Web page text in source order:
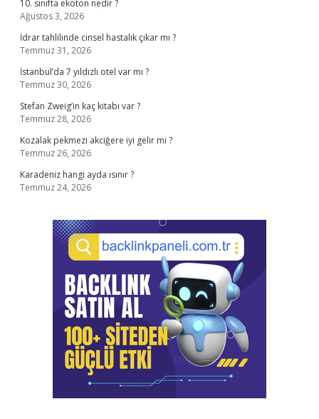
10. sınıfta ekoton nedir ?
Ağustos 3, 2026
İdrar tahlilinde cinsel hastalık çıkar mı ?
Temmuz 31, 2026
İstanbul’da 7 yıldızlı otel var mı ?
Temmuz 30, 2026
Stefan Zweig’in kaç kitabı var ?
Temmuz 28, 2026
Kozalak pekmezi akciğere iyi gelir mi ?
Temmuz 26, 2026
Karadeniz hangi ayda ısınır ?
Temmuz 24, 2026